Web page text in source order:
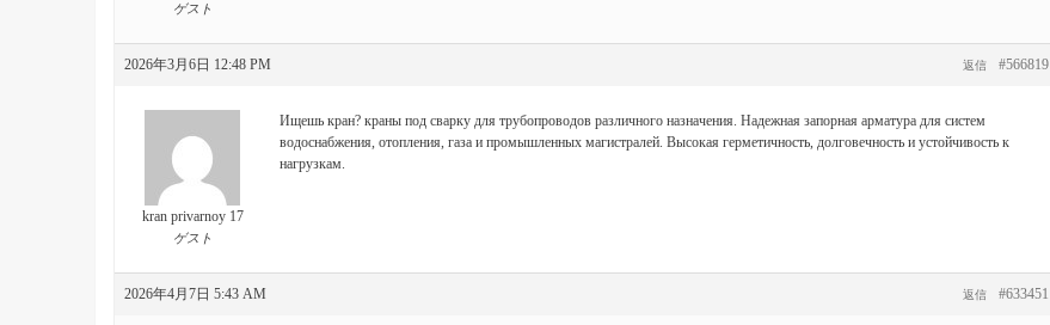
ゲスト
2026年3月6日 12:48 PM #566819
返信
kran privarnoy 17
ゲスト
Ищешь кран? краны под сварку для трубопроводов различного назначения. Надежная запорная арматура для систем
водоснабжения, отопления, газа и промышленных магистралей. Высокая герметичность, долговечность и устойчивость к
нагрузкам.
2026年4月7日 5:43 AM #633451
返信